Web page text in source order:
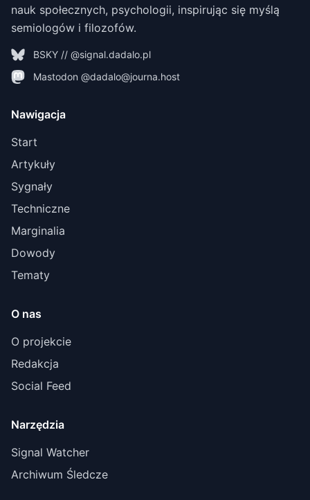
nauk społecznych, psychologii, inspirując się myślą
semiologów i filozofów.
BSKY // @signal.dadalo.pl
Mastodon @dadalo@journa.host
Nawigacja
Start
Artykuły
Sygnały
Techniczne
Marginalia
Dowody
Tematy
O nas
O projekcie
Redakcja
Social Feed
Narzędzia
Signal Watcher
Archiwum Śledcze